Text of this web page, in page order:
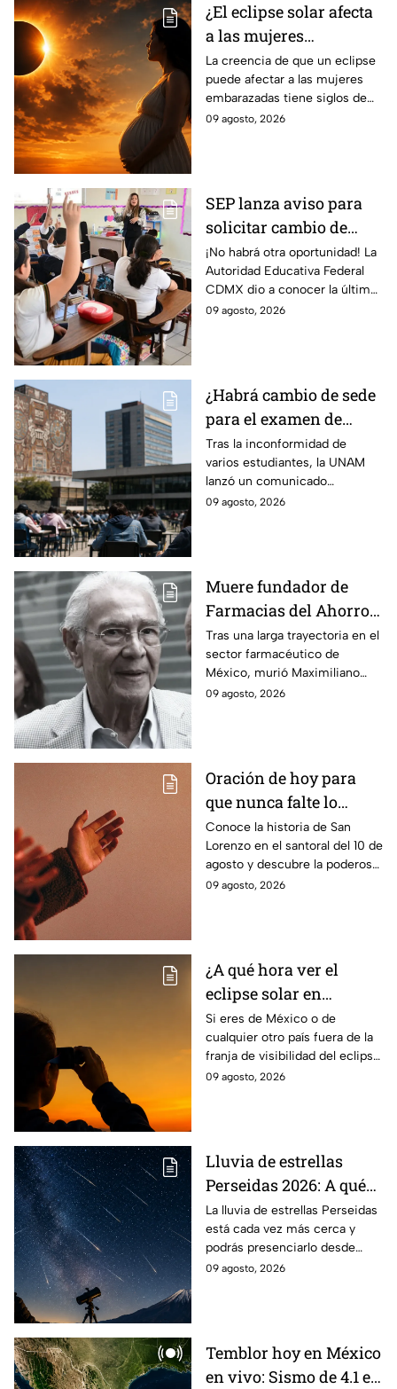
¿El eclipse solar afecta
a las mujeres
embarazadas? El
origen de un mito que
sigue vigente
La creencia de que un eclipse
puede afectar a las mujeres
embarazadas tiene siglos de
historia; pero ¿de dónde
09 agosto, 2026
SEP lanza aviso para
solicitar cambio de
escuela o turno en
primaria y secundaria
de CDMX
¡No habrá otra oportunidad! La
Autoridad Educativa Federal
CDMX dio a conocer la última
fecha para solicitar cambio de
09 agosto, 2026
¿Habrá cambio de sede
para el examen de
control? La UNAM
aclara su postura tras
inconformidad de
aspirantes
Tras la inconformidad de
varios estudiantes, la UNAM
lanzó un comunicado
aclarando si habrá cambio de
09 agosto, 2026
Muere fundador de
Farmacias del Ahorro:
¿quién fue
Maximiliano Leonardo
Asturias?
Tras una larga trayectoria en el
sector farmacéutico de
México, murió Maximiliano
Leonardo Asturias, cofundador
09 agosto, 2026
Oración de hoy para
que nunca falte lo
necesario en casa: La
plegaria para pedirle a
San Lorenzo por
sustento este 10 de
Conoce la historia de San
Lorenzo en el santoral del 10 de
agosto y descubre la poderosa
oración para pedir sustento,
09 agosto, 2026
¿A qué hora ver el
eclipse solar en
México? Todo lo que
debes saber del
fenómeno del 12 de
agosto
Si eres de México o de
cualquier otro país fuera de la
franja de visibilidad del eclipse
solar, la NASA hará una
09 agosto, 2026
Lluvia de estrellas
Perseidas 2026: A qué
hora alcanza su pico en
México y
recomendaciones para
verla
La lluvia de estrellas Perseidas
está cada vez más cerca y
podrás presenciarlo desde
México; te decimos a qué hora
09 agosto, 2026
Temblor hoy en México
en vivo: Sismo de 4.1 en